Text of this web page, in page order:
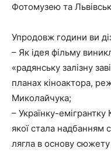
Фотомузею та
Упродовж години ви
– Як ідея фільму
«радянську залізну
планах кіноактора,
Миколайчука;
– Українку-
якої стала надбанням
лягла в основу сюжету